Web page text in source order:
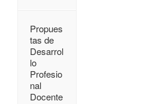
Propues
tas de
Desarrol
lo
Profesio
nal
Docente